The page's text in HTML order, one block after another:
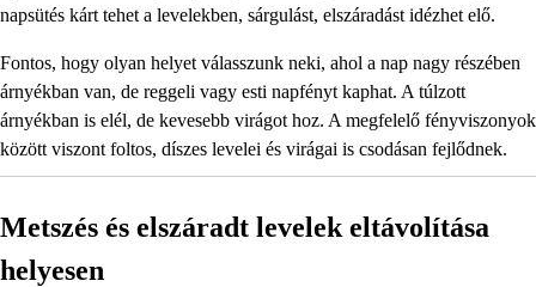
napsütés kárt tehet a levelekben, sárgulást, elszáradást idézhet elő.
Fontos, hogy olyan helyet válasszunk neki, ahol a nap nagy részében
árnyékban van, de reggeli vagy esti napfényt kaphat. A túlzott
árnyékban is elél, de kevesebb virágot hoz. A megfelelő fényviszonyok
között viszont foltos, díszes levelei és virágai is csodásan fejlődnek.
Metszés és elszáradt levelek eltávolítása
helyesen